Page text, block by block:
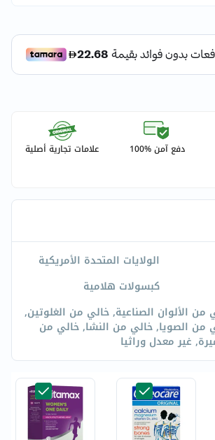
دفع آمن %100 علامات تجارية أصلية
الولايات المتحدة الأمريكية
كبسولات هلامية
من الألوان الصناعية, خالي من الغلوتين,
من الصويا, خالي من النشا, خالي من
غير معدل وراثيا